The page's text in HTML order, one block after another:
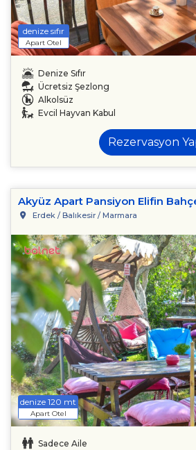
denize sıfır
Apart Otel
Denize Sıfır
Ücretsiz Şezlong
Alkolsüz
Evcil Hayvan Kabul
Rezervasyon
Akyüz Apart Pansiyon Elifin
Erdek / Balıkesir / Marmara
denize 120 mt
Apart Otel
Sadece Aile